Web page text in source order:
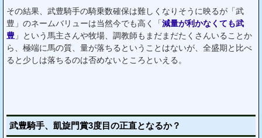
その結果、武豊騎手の騎乗数確保は難しくなりそうに映るが「武
豊」のネームバリューは当然今でも高く「減量が利かなくても武
豊 」という馬主さんや牧場、調教師もまだまだたくさんいることか
ら、極端に馬の質、量が落ちるということはないが、全盛期と比べ
ると少しは落ちるのは否めないところといえる。
武豊騎手、凱旋門賞3度目の正直となるか？